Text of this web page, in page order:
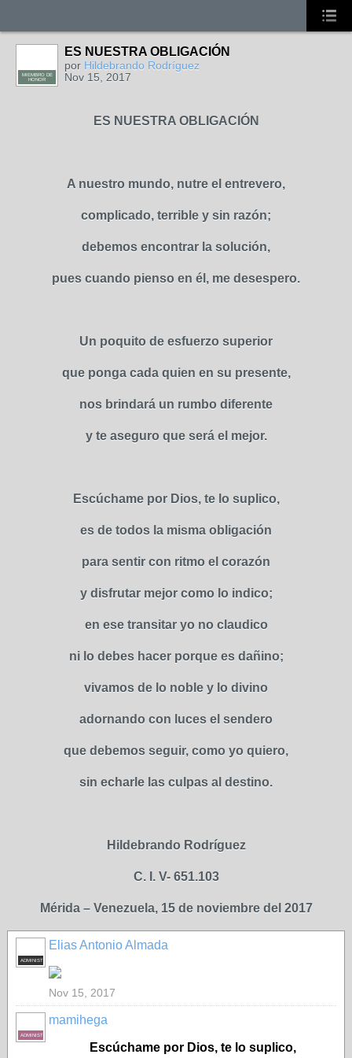
MIEMBRO DE
HONOR
ES NUESTRA OBLIGACIÓN
por Hildebrando Rodríguez
Nov 15, 2017
ES NUESTRA OBLIGACIÓN
A nuestro mundo, nutre el entrevero,
complicado, terrible y sin razón;
debemos encontrar la solución,
pues cuando pienso en él, me desespero.
Un poquito de esfuerzo superior
que ponga cada quien en su presente,
nos brindará un rumbo diferente
y te aseguro que será el mejor.
Escúchame por Dios, te lo suplico,
es de todos la misma obligación
para sentir con ritmo el corazón
y disfrutar mejor como lo indico;
en ese transitar yo no claudico
ni lo debes hacer porque es dañino;
vivamos de lo noble y lo divino
adornando con luces el sendero
que debemos seguir, como yo quiero,
sin echarle las culpas al destino.
Hildebrando Rodríguez
C. I. V- 651.103
Mérida – Venezuela, 15 de noviembre del 2017
ADMINISTRADOR
Elias Antonio Almada
Nov 15, 2017
ADMINISTRADORA
mamihega
Escúchame por Dios, te lo suplico,